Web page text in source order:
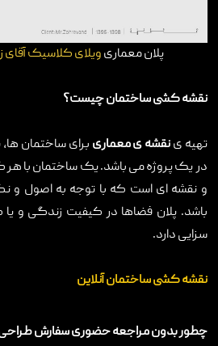
پلان معماریویلای کلاسیک آقای
نقشه کشی ساختمان چیست؟
تهیه ینقشه ی معماری برای ساختمان
در یک پروژه می باشد. یک ساختمان با هر
و نقشه ای است که با توجه به اصول و
باشد. پلان فضاها در کیفیت زندگی و یا
سزایی دارد.
نقشه کشی ساختمان آنلاین
چطور بدون مراجعه حضوری سفارش طراحی